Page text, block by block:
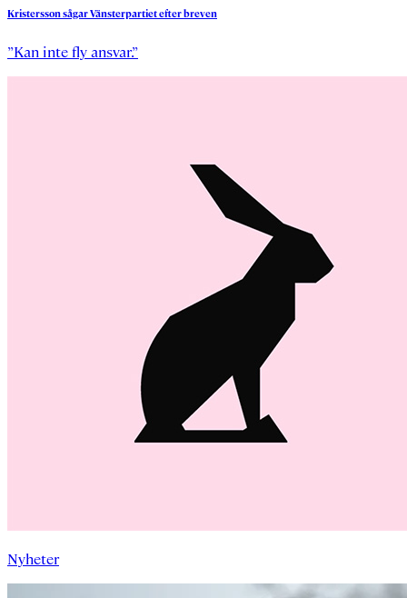
KristerssonsågarVänsterpartietefterbreven
”Kan inte fly ansvar.”
Nyheter